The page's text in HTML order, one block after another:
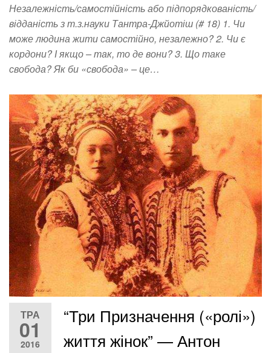
Незалежність/самостійність або підпорядкованість/
відданість з т.з.науки Тантра-Джйотіш (# 18) 1. Чи
може людина жити самостійно, незалежно? 2. Чи є
кордони? І якщо – так, то де вони? 3. Що таке
свобода? Як би «свобода» – це…
ТРА
01
2016
“Три Призначення («ролі»)
життя жінок” — Антон